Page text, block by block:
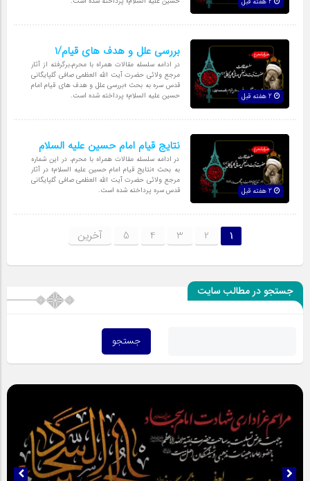
بررسی علل و هدف های قیام/1
در ادامه سلسله مقالات همراه با محرم،برگرفته از آثار
مرجع ولائی حضرت آیت الله العظمی صافی گلپایگانی
قدس سره به بحث «بررسی علل و هدف های قیام امام
حسین علیه السلام» پرداخته شده است.
نتایج قیام امام حسین علیه السلام
در ادامه سلسله مقالات همراه با محرم، در این شماره
به بحث «نتایج قیام امام حسین علیه السلام» در آثار
مرجع ولائی حضرت آیت الله العظمی صافی گلپایگانی
قدس سره پرداخته شده است.
1
2
3
4
5 آخرین
جستجو در مطالب سایت